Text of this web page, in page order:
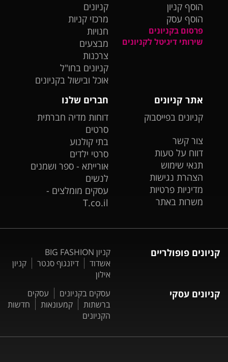
הוסף קניון
הוסף עסק
פרסום בקניונים
שירותי דיגיטל לקניונים
קניונים
מרכזי קניות
חנויות
מבצעים
צרכנות
קניונים בחו"ל
אוכל ובישול בקניונים
אתר קניונים
קניונים בפייסבוק
צור קשר
דווח על טעות
תנאי שימוש
הצהרת נגישות
מדיניות פרטיות
משרות באתר
חברים שלנו
דוחות מדיה חברתית
סרטים
בתי קולנוע
סרטי ילדים
אורייתא - ספר ושמנים
לנשים
עסקים מומלצים -
T.co.il
קניונים פופולריים
קניון BIG FASHION
אשדוד
דיזנגוף סנטר
קניון
אילון
קניונים עסקי עסקים בקניונים
עסקים
ברשתות
קמעונאות
חדשות
הקניונים